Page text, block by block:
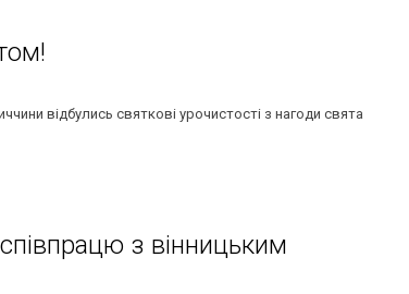
відбулись святкові урочистості з нагоди свята
з вінницьким